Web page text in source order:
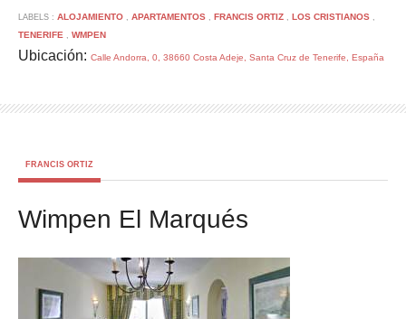
LABELS : ALOJAMIENTO , APARTAMENTOS , FRANCIS ORTIZ , LOS CRISTIANOS ,
TENERIFE , WMPEN
Ubicación: Calle Andorra, 0, 38660 Costa Adeje, Santa Cruz de Tenerife, España
FRANCIS ORTIZ
Wimpen El Marqués